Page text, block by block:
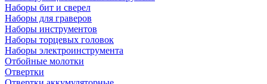
Наборы бит и сверел
Наборы для граверов
Наборы инструментов
Наборы торцевых головок
Наборы электроинструмента
Отбойные молотки
Отвертки